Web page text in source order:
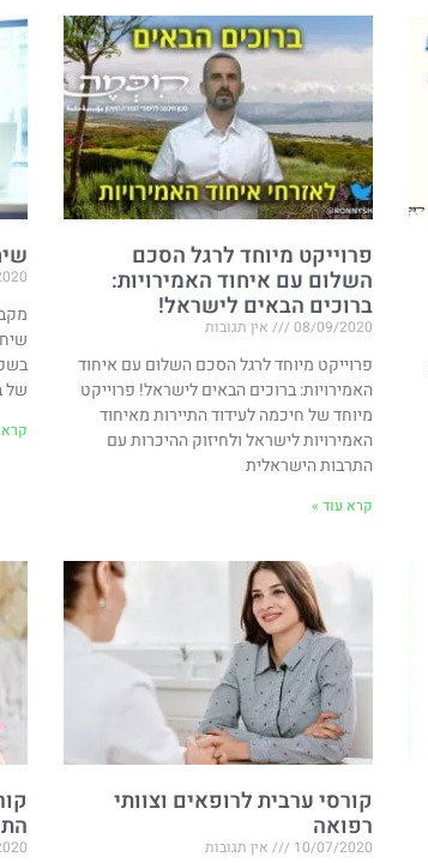
פרוייקט מיוחד לרגל הסכם
השלום עם איחוד האמירויות​:
ברוכים הבאים לישראל!
08/09/2020 אין תגובות
פרוייקט מיוחד לרגל הסכם השלום עם איחוד
האמירויות​: ברוכים הבאים לישראל! פרוייקט
מיוחד של חיכמה לעידוד התיירות מאיחוד
האמירויות לישראל ולחיזוק ההיכרות עם
התרבות הישראלית
קרא עוד »
של
קרא
קורסי ערבית לרופאים וצוותי
רפואה
10/07/2020 אין תגובות